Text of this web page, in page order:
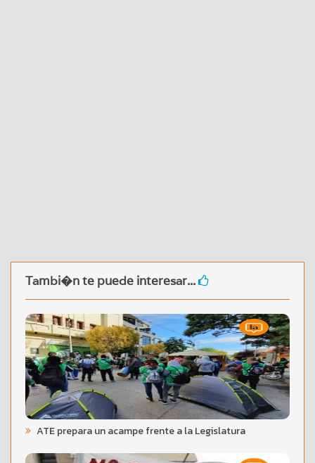
Tambi�n te puede interesar...
ATE prepara un acampe frente a la Legislatura